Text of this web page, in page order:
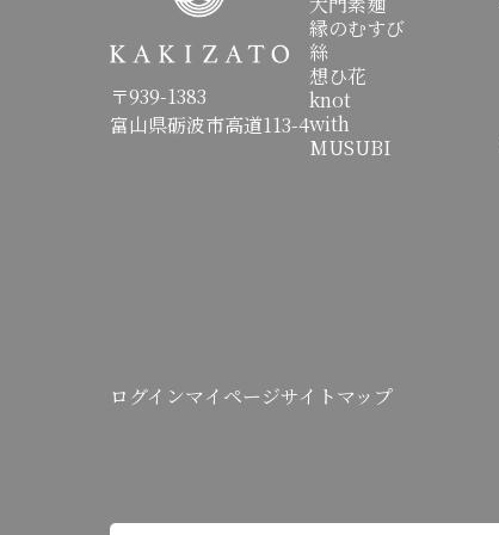
〒939-1383
富山県砺波市高道113-4
縁のむすび
絲
想ひ花
knot
with
MUSUBI
ログインマイページサイトマップ